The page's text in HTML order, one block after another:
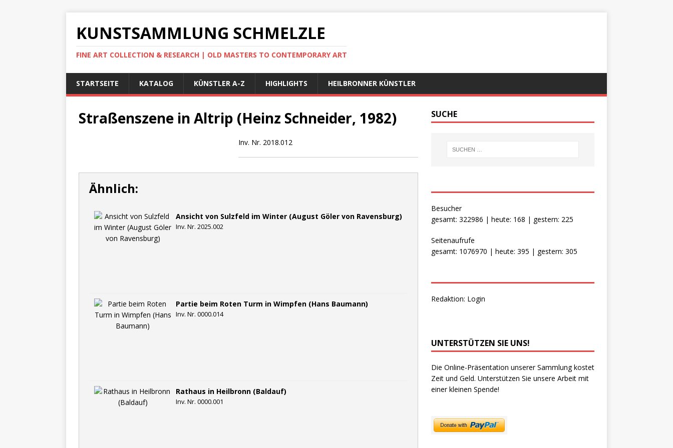
KUNSTSAMMLUNG SCHMELZLE
FINE ART COLLECTION & RESEARCH | OLD MASTERS TO CONTEMPORARY ART
STARTSEITE KATALOG KÜNSTLER A-Z HIGHLIGHTS HEILBRONNER KÜNSTLER
Straßenszene in Altrip (Heinz Schneider, 1982)
Inv. Nr. 2018.012
Ähnlich:
Ansicht von Sulzfeld im Winter (August Göler von Ravensburg)
Inv. Nr. 2025.002
Partie beim Roten Turm in Wimpfen (Hans Baumann)
Inv. Nr. 0000.014
Rathaus in Heilbronn (Baldauf)
Inv. Nr. 0000.001
SUCHE
Besucher
gesamt: 322986 | heute: 168 | gestern: 225
Seitenaufrufe
gesamt: 1076970 | heute: 395 | gestern: 305
Redaktion: Login
UNTERSTÜTZEN SIE UNS!
Die Online-Präsentation unserer Sammlung kostet
Zeit und Geld. Unterstützen Sie unsere Arbeit mit
einer kleinen Spende!